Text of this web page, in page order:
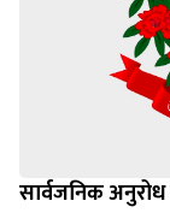
सार्वजनिक